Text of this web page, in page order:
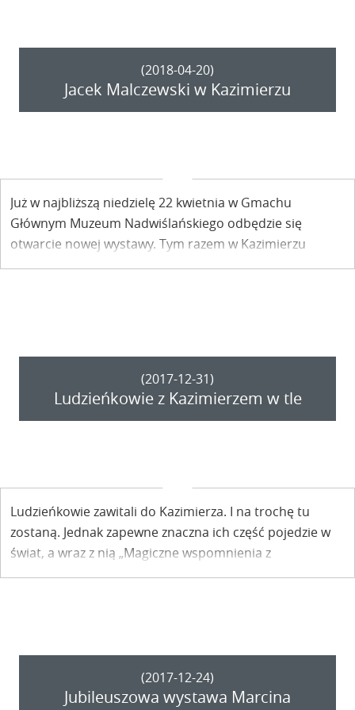
(2018-04-20)
Jacek Malczewski w Kazimierzu
Już w najbliższą niedzielę 22 kwietnia w Gmachu
Głównym Muzeum Nadwiślańskiego odbędzie się
otwarcie nowej wystawy. Tym razem w Kazimierzu
będziemy mogli oglądać malarstwo Jacka
(2017-12-31)
Ludzieńkowie z Kazimierzem w tle
Ludzieńkowie zawitali do Kazimierza. I na trochę tu
zostaną. Jednak zapewne znaczna ich część pojedzie w
świat, a wraz z nią „Magiczne wspomnienia z
Kazimierza”.
(2017-12-24)
Jubileuszowa wystawa Marcina